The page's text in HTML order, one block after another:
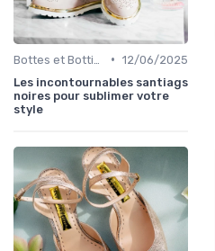
• 12/06/2025
Les incontournables santiags
noires pour sublimer votre
style